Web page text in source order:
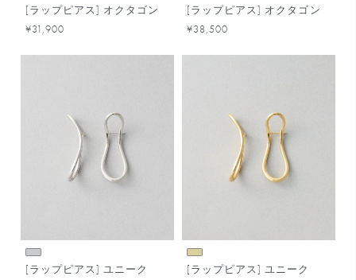
[ラップピアス] オクタゴン
¥31,900
[ラップピアス] オクタゴン
¥38,500
[ラップピアス] ユニーク
[ラップピアス] ユニーク